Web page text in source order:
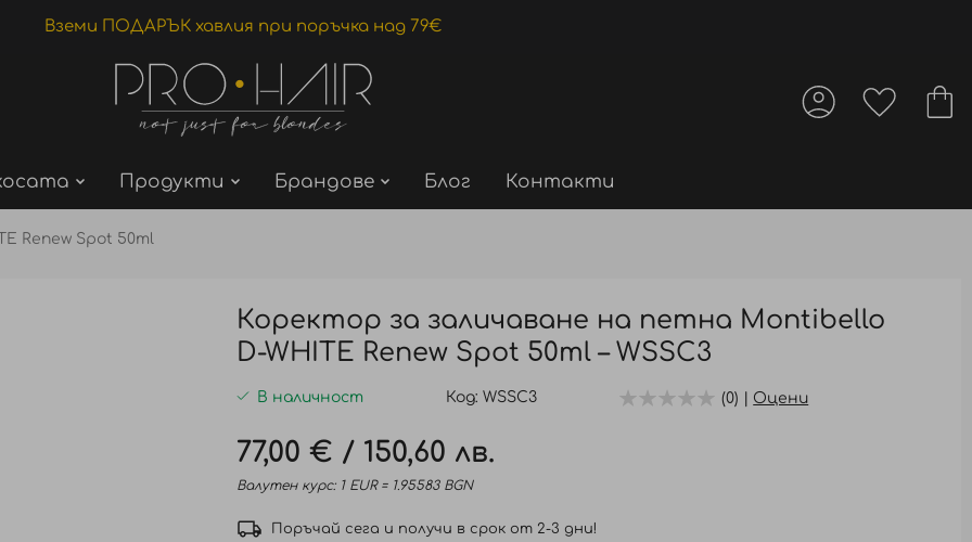
Вземи ПОДАРЪК хавлия при поръчка над 79€
Продукти Брандове Блог Контакти
Renew Spot 50ml
Коректор за заличаване на петна Montibello
D-WHITE Renew Spot 50ml – WSSC3
В наличност Код WSSC3 (0) | Оцени
77,00 € / 150,60 лв.
Валутен курс: 1 EUR = 1.95583 BGN
Поръчай сега и получи в срок от 2-3 дни!